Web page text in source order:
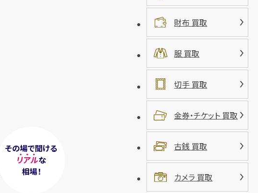
その場で聞ける
リアルな
相場！
財布 買取
服 買取
切手 買取
金券・チケット 買取
古銭 買取
カメラ 買取